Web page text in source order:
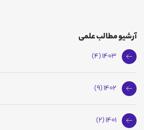
آرشیو مطالب علمی
1403 (4)
1402 (9)
1401 (2)